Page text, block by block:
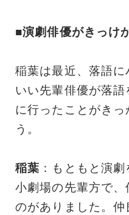
■演劇俳優がきっけ
稲葉は最近、落語
いい先輩俳優が落
に行ったことがき
う。
稲葉 ：もともと演
小劇場の先輩方で、
のがありました。